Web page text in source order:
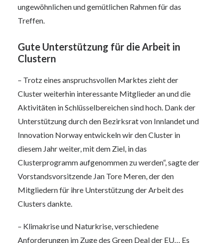
ungewöhnlichen und gemütlichen Rahmen für das
Treffen.
Gute Unterstützung für die Arbeit in
Clustern
– Trotz eines anspruchsvollen Marktes zieht der
Cluster weiterhin interessante Mitglieder an und die
Aktivitäten in Schlüsselbereichen sind hoch. Dank der
Unterstützung durch den Bezirksrat von Innlandet und
Innovation Norway entwickeln wir den Cluster in
diesem Jahr weiter, mit dem Ziel, in das
Clusterprogramm aufgenommen zu werden“, sagte der
Vorstandsvorsitzende Jan Tore Meren, der den
Mitgliedern für ihre Unterstützung der Arbeit des
Clusters dankte.
– Klimakrise und Naturkrise, verschiedene
Anforderungen im Zuge des Green Deal der EU… Es